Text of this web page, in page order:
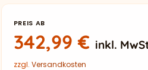
PREIS AB
342,99€ inkl.
zzgl. Versandkosten